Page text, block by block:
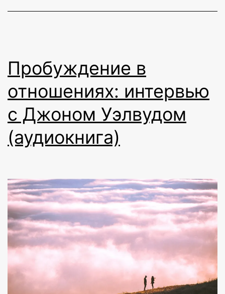
Пробуждение в
отношениях: интервью
с Джоном Уэлвудом
(аудиокнига)